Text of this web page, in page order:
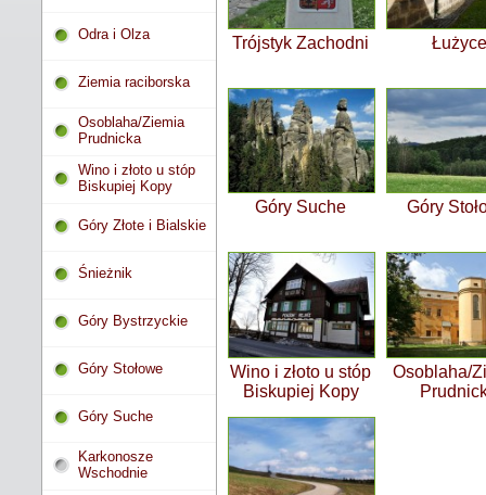
Odra i Olza
Ziemia raciborska
Osoblaha/Ziemia
Prudnicka
Wino i złoto u stóp
Biskupiej Kopy
Góry Złote i Bialskie
Śnieżnik
Góry Bystrzyckie
Góry Stołowe
Góry Suche
Karkonosze
Wschodnie
Trójstyk Zachodni Łużyce
Góry Suche Góry
Wino i złoto u stóp
Biskupiej Kopy
Osoblaha/